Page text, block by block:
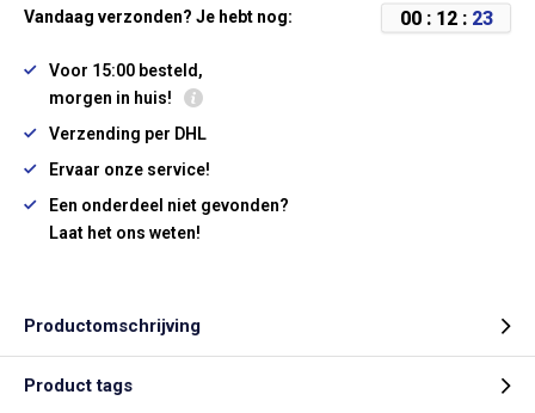
Vandaag verzonden? Je hebt nog: 00: 12: 23
Voor 15:00 besteld,
morgen in huis!
Verzending per DHL
Ervaar onze service!
Een onderdeel niet gevonden?
Laat het ons weten!
Productomschrijving
Product tags